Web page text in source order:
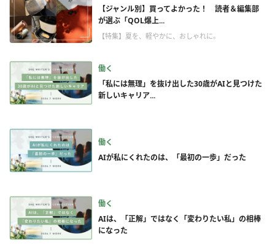
【ジャンル別】買ってよかった！ 読者＆編集部
が選ぶ「QOL爆上...
【特集】夏を、軽やかに、おしゃれに。
働く
「私には無理」を抜け出した30歳がAIと見つけた
新しいキャリア...
働く
AIが私にくれたのは、「最初の一歩」だった
働く
AIは、「正解」ではなく「変わりたい私」の相棒
になった